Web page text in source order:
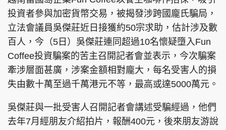
投資者參與加密貨幣交易，被揭發涉跨國龐氏騙局，
立法會議員吳傑莊近日接獲約50宗求助，估計涉及數
百人，今（5日）吳傑莊連同超過10名懷疑墮入Fun
Coffee投資騙案的苦主召開記者會並表示，今次騙案
牽涉層面甚廣，涉案金額相對龐大，每名受害人的損
失由數十萬至過千萬港元不等，最高或達5000萬元。
吳傑莊與一批受害人召開記者會講述受騙經過，他們
去年7月經朋友介紹拍片，報酬400元，後來朋友游說